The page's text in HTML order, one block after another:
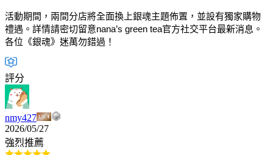
活動期間，兩間分店將全面換上銀魂主題佈置，並設有獨家購物
禮遇。詳情請密切留意nana’s green tea官方社交平台最新消息。
各位《銀魂》迷萬勿錯過！
評分
nmy427
2026/05/27
強烈推薦